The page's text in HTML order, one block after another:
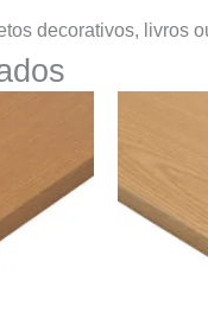
decorativos, livros